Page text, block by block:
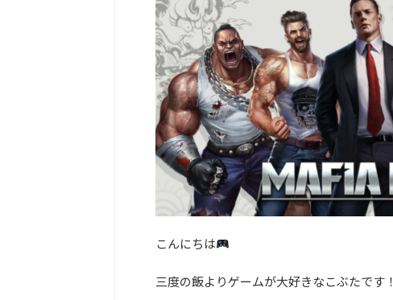
こんにちは
三度の飯よりゲームが大好きなこぶたです！